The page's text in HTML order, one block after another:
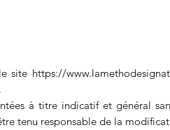
site https://
à titre indicatif et général
tenu responsable de la